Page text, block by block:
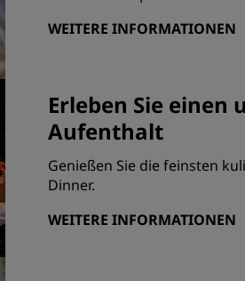
WEITERE INFORMATIONEN
Erleben Sie
Aufenthalt
Genießen Sie die feinsten
Dinner.
WEITERE INFORMATIONEN